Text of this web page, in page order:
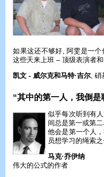
如果这还不够好, 阿雯是一个
这些天来上班 – 顶级表演者
凯文 - 威尔克和马特·吉尔, 硝
“其中的第一人，我倒是
似乎每次听到有
间总是第一或第
他会是第一个人
员想学习的绳索
马克·乔伊纳
伟大的公式的作者